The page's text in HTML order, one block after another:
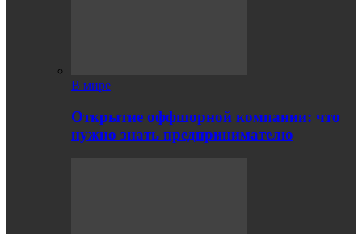
В мире
Открытие оффшорной компании: что
нужно знать предпринимателю